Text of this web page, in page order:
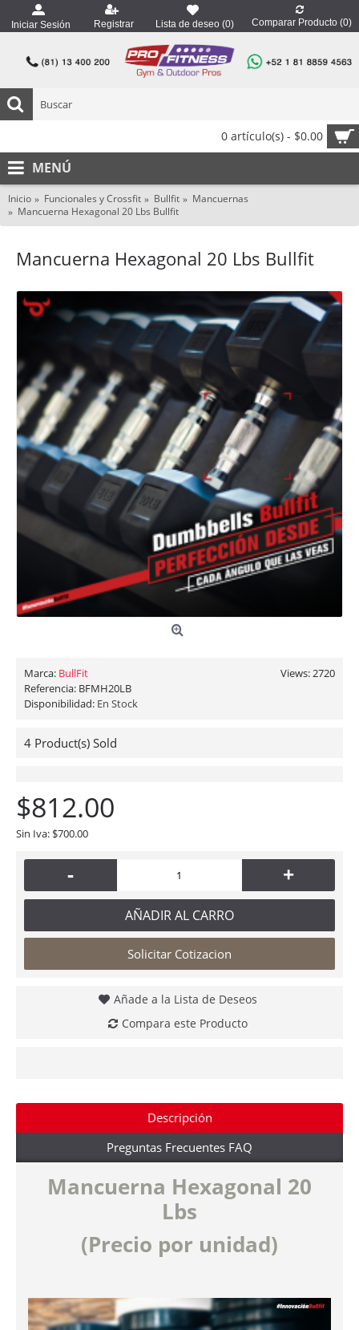
Iniciar Sesión Registrar Lista de deseo (0) Comparar Producto (0)
0 artículo(s) - $0.00
MENÚ
Inicio Funcionales y Crossfit Bullfit
Mancuernas
Mancuerna Hexagonal 20 Lbs Bullfit
Mancuerna Hexagonal 20 Lbs Bullfit
Views: 2720
Marca: BullFit
Referencia: BFMH20LB
Disponibilidad: En Stock
4 Product(s) Sold
$812.00
Sin Iva: $700.00
- +
AÑADIR AL CARRO
Solicitar Cotizacion
Añade a la Lista de Deseos
Compara este Producto
Descripción
Preguntas Frecuentes FAQ
Mancuerna Hexagonal 20
Lbs
(Precio por unidad)